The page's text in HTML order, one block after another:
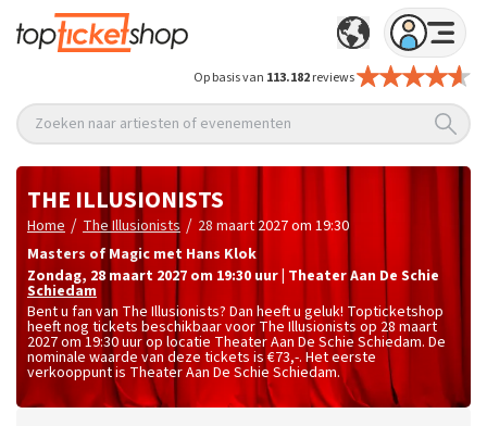
Op basis van 113.182reviews
Zoeken naar artiesten of evenementen
THE ILLUSIONISTS
Home / The Illusionists / 28 maart 2027 om 19:30
Masters of Magic met Hans Klok
zondag, 28 maart 2027 om 19:30 uur Theater Aan De Schie
Schiedam
Bent u fan van The Illusionists? Dan heeft u geluk! Topticketshop
heeft nog tickets beschikbaar voor The Illusionists op 28 maart
2027 om 19:30 uur op locatie Theater Aan De Schie Schiedam. De
nominale waarde van deze tickets is €73,-. Het eerste
verkooppunt is Theater Aan De Schie Schiedam.